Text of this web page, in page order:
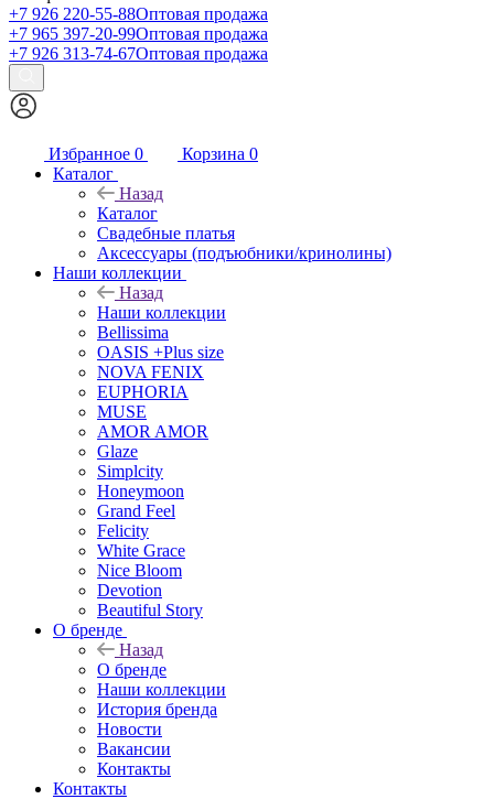
+7 926 220-55-88Оптовая продажа
+7 965 397-20-99Оптовая продажа
+7 926 313-74-67Оптовая продажа
Избранное 0 Корзина 0
Каталог
Назад
Каталог
Свадебные платья
Аксессуары (подъюбники/кринолины)
Наши коллекции
Назад
Наши коллекции
Bellissima
OASIS +Plus size
NOVA FENIX
EUPHORIA
MUSE
AMOR AMOR
Glaze
Simplcity
Honeymoon
Grand Feel
Felicity
White Grace
Nice Bloom
Devotion
Beautiful Story
О бренде
Назад
О бренде
Наши коллекции
История бренда
Новости
Вакансии
Контакты
Контакты